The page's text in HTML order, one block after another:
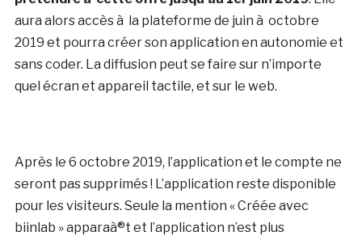
aura alors accès à la plateforme de juin à octobre
2019 et pourra créer son application en autonomie et
sans coder. La diffusion peut se faire sur n’importe
quel écran et appareil tactile, et sur le web.
Après le 6 octobre 2019, l’application et le compte ne
seront pas supprimés ! L’application reste disponible
pour les visiteurs. Seule la mention « Créée avec
biinlab » apparaà®t et l’application n’est plus